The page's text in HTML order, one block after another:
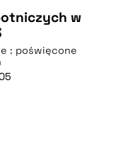
w
: poświęcone